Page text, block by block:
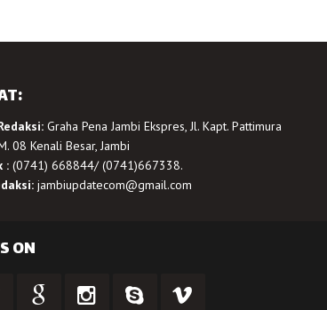
Graha Pena Jambi Ekspres, Jl. Kapt. Pattimura
08 Kenali Besar, Jambi
:(0741) 668844/ (0741)667338.
jambiupdatecom@gmail.com
ON